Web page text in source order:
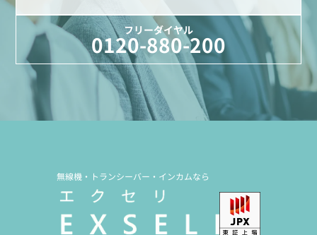
フリーダイヤル
0120-880-200
無線機・トランシーバー・インカムなら